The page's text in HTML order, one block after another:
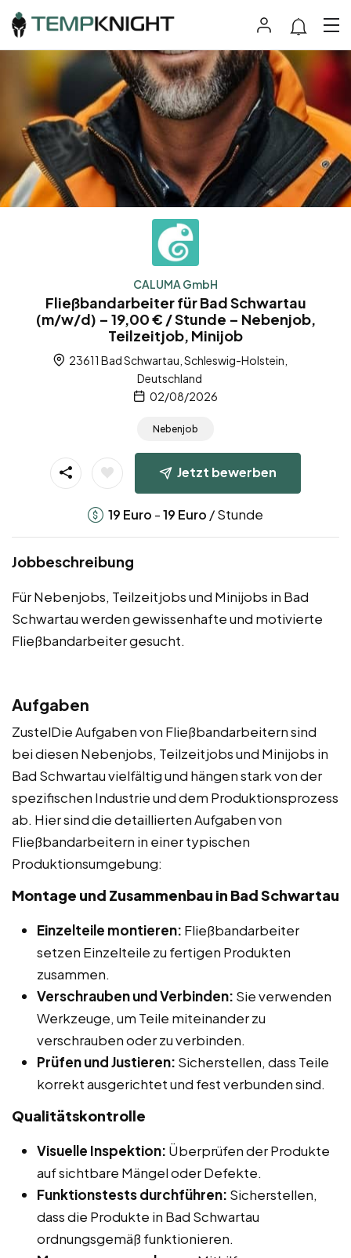
CALUMA GmbH
Fließbandarbeiter für Bad Schwartau
(m/w/d) – 19,00 € / Stunde – Nebenjob,
Teilzeitjob, Minijob
23611 Bad Schwartau, Schleswig-Holstein,
Deutschland
02/08/2026
Nebenjob
Jetzt bewerben
19 Euro -19 Euro / Stunde
Jobbeschreibung
Für Nebenjobs, Teilzeitjobs und Minijobs in Bad
Schwartau werden gewissenhafte und motivierte
Fließbandarbeiter gesucht.
Aufgaben
ZustelDie Aufgaben von Fließbandarbeitern sind
bei diesen Nebenjobs, Teilzeitjobs und Minijobs in
Bad Schwartau vielfältig und hängen stark von der
spezifischen Industrie und dem Produktionsprozess
ab. Hier sind die detaillierten Aufgaben von
Fließbandarbeitern in einer typischen
Produktionsumgebung:
Montage und Zusammenbau in Bad Schwartau
Einzelteile montieren: Fließbandarbeiter
setzen Einzelteile zu fertigen Produkten
zusammen.
Verschrauben und Verbinden: Sie verwenden
Werkzeuge, um Teile miteinander zu
verschrauben oder zu verbinden.
Prüfen und Justieren: Sicherstellen, dass Teile
korrekt ausgerichtet und fest verbunden sind.
Qualitätskontrolle
Visuelle Inspektion: Überprüfen der Produkte
auf sichtbare Mängel oder Defekte.
Funktionstests durchführen: Sicherstellen,
dass die Produkte in Bad Schwartau
ordnungsgemäß funktionieren.